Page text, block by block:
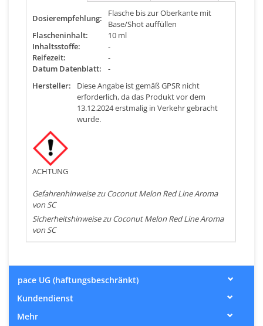
Dosierempfehlung:
Flasche bis zur Oberkante mit
Base/Shot auffüllen
Flascheninhalt:
10 ml
Inhaltsstoffe:
-
Reifezeit:
-
Datum Datenblatt:
-
Hersteller:
Diese Angabe ist gemäß GPSR nicht
erforderlich, da das Produkt vor dem
13.12.2024 erstmalig in Verkehr gebracht
wurde.
ACHTUNG
Gefahrenhinweise zu Coconut Melon Red Line Aroma
von SC
Sicherheitshinweise zu Coconut Melon Red Line Aroma
von SC
pace UG (haftungsbeschränkt)
Kundendienst
Mehr